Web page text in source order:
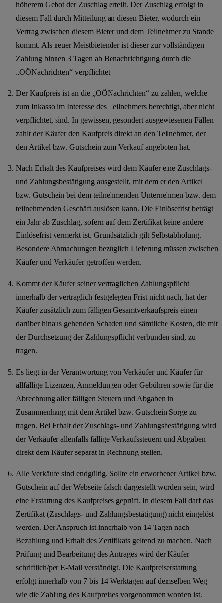
höherem Gebot der Zuschlag erteilt. Der Zuschlag erfolgt in
diesem Fall durch Mitteilung an diesen Bieter, wodurch ein
Vertrag zwischen diesem Bieter und dem Teilnehmer zu Stande
kommt. Als neuer Meistbietender ist dieser zur vollständigen
Zahlung binnen 3 Tagen ab Benachrichtigung durch die
„OÖNachrichten“ verpflichtet.
Der Kaufpreis ist an die „OÖNachrichten“ zu zahlen, welche
zum Inkasso im Interesse des Teilnehmers berechtigt, aber nicht
verpflichtet, sind. In gewissen, gesondert ausgewiesenen Fällen
zahlt der Käufer den Kaufpreis direkt an den Teilnehmer, der
den Artikel bzw. Gutschein zum Verkauf angeboten hat.
Nach Erhalt des Kaufpreises wird dem Käufer eine Zuschlags-
und Zahlungsbestätigung ausgestellt, mit dem er den Artikel
bzw. Gutschein bei dem teilnehmenden Unternehmen bzw. dem
teilnehmenden Geschäft auslösen kann. Die Einlösefrist beträgt
ein Jahr ab Zuschlag, sofern auf dem Zertifikat keine andere
Einlösefrist vermerkt ist. Grundsätzlich gilt Selbstabholung.
Besondere Abmachungen bezüglich Lieferung müssen zwischen
Käufer und Verkäufer getroffen werden.
Kommt der Käufer seiner vertraglichen Zahlungspflicht
innerhalb der vertraglich festgelegten Frist nicht nach, hat der
Käufer zusätzlich zum fälligen Gesamtverkaufspreis einen
darüber hinaus gehenden Schaden und sämtliche Kosten, die mit
der Durchsetzung der Zahlungspflicht verbunden sind, zu
tragen.
Es liegt in der Verantwortung von Verkäufer und Käufer für
allfällige Lizenzen, Anmeldungen oder Gebühren sowie für die
Abrechnung aller fälligen Steuern und Abgaben in
Zusammenhang mit dem Artikel bzw. Gutschein Sorge zu
tragen. Bei Erhalt der Zuschlags- und Zahlungsbestätigung wird
der Verkäufer allenfalls fällige Verkaufssteuern und Abgaben
direkt dem Käufer separat in Rechnung stellen.
Alle Verkäufe sind endgültig. Sollte ein erworbener Artikel bzw.
Gutschein auf der Webseite falsch dargestellt worden sein, wird
eine Erstattung des Kaufpreises geprüft. In diesem Fall darf das
Zertifikat (Zuschlags- und Zahlungsbestätigung) nicht eingelöst
werden. Der Anspruch ist innerhalb von 14 Tagen nach
Bezahlung und Erhalt des Zertifikats geltend zu machen. Nach
Prüfung und Bearbeitung des Antrages wird der Käufer
schriftlich/per E-Mail verständigt. Die Kaufpreiserstattung
erfolgt innerhalb von 7 bis 14 Werktagen auf demselben Weg
wie die Zahlung des Kaufpreises vorgenommen worden ist.